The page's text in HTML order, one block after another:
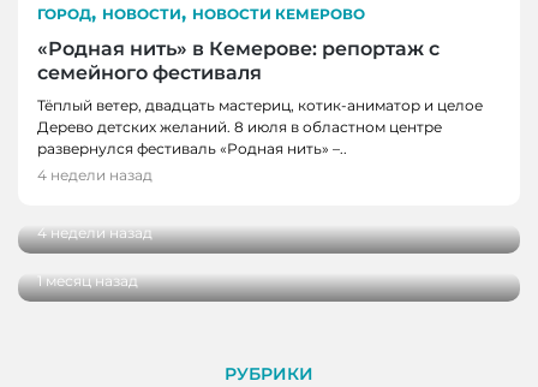
ГОРОД, НОВОСТИ, НОВОСТИ КЕМЕРОВО
«Родная нить» в Кемерове: репортаж с
семейного фестиваля
Тёплый ветер, двадцать мастериц, котик-аниматор и целое
Дерево детских желаний. 8 июля в областном центре
развернулся фестиваль «Родная нить» –..
4 недели назад
ГОРОД
Когда время замедляется: как Кемерово
4 недели назад
ГОРОД
четыре популярных заведения
1 месяц назад
РУБРИКИ